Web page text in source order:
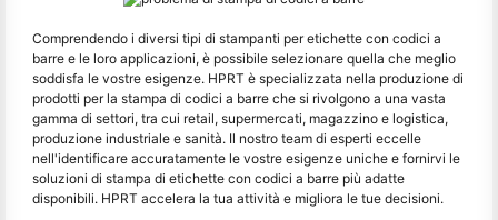
Comprendendo i diversi tipi di stampanti per etichette con codici a
barre e le loro applicazioni, è possibile selezionare quella che meglio
soddisfa le vostre esigenze. HPRT è specializzata nella produzione di
prodotti per la stampa di codici a barre che si rivolgono a una vasta
gamma di settori, tra cui retail, supermercati, magazzino e logistica,
produzione industriale e sanità. Il nostro team di esperti eccelle
nell'identificare accuratamente le vostre esigenze uniche e fornirvi le
soluzioni di stampa di etichette con codici a barre più adatte
disponibili. HPRT accelera la tua attività e migliora le tue decisioni.